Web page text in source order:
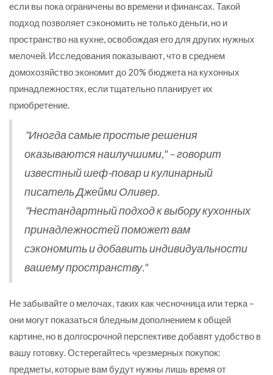
если вы пока ограничены во времени и финансах. Такой
подход позволяет сэкономить не только деньги, но и
пространство на кухне, освобождая его для других нужных
мелочей. Исследования показывают, что в среднем
домохозяйство экономит до 20% бюджета на кухонных
принадлежностях, если тщательно планирует их
приобретение.
"Иногда самые простые решения
оказываются наилучшими," – говорит
известный шеф-повар и кулинарный
писатель Джейми Оливер.
"Нестандартный подход к выбору кухонных
принадлежностей поможет вам
сэкономить и добавить индивидуальности
вашему пространству."
Не забывайте о мелочах, таких как чесночница или терка –
они могут показаться бледным дополнением к общей
картине, но в долгосрочной перспективе добавят удобство в
вашу готовку. Остерегайтесь чрезмерных покупок:
предметы, которые вам будут нужны лишь время от